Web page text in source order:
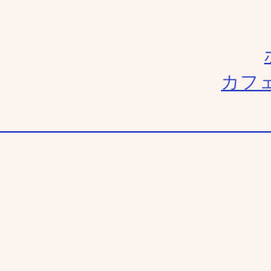
カフ